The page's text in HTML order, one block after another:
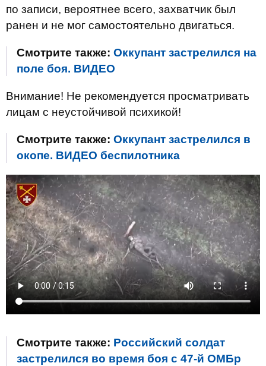
по записи, вероятнее всего, захватчик был
ранен и не мог самостоятельно двигаться.
Смотрите также: Оккупант застрелился на
поле боя. ВИДЕО
Внимание! Не рекомендуется просматривать
лицам с неустойчивой психикой!
Смотрите также: Оккупант застрелился в
окопе. ВИДЕО беспилотника
Смотрите также: Российский солдат
застрелился во время боя с 47-й ОМБр